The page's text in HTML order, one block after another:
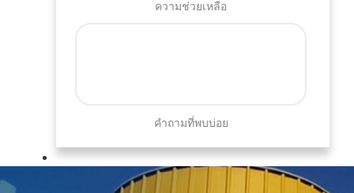
ความช่วยเหลือ
คำถามที่พบบ่อย